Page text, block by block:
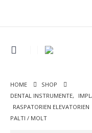
HOME
SHOP
DENTAL INSTRUMENTE,
RASPATORIEN ELEVATORIEN
PALTI / MOLT